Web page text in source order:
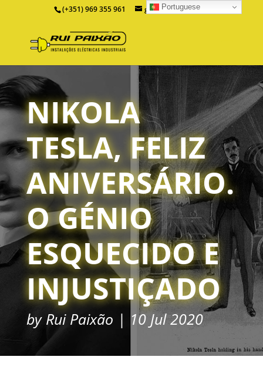
(+351) 969 355 961 geral@ruipaixao.pt
NIKOLA
TESLA, FELIZ
ANIVERSÁRIO.
O GÉNIO
ESQUECIDO E
INJUSTIÇADO
by Rui Paixão 10 Jul 2020
Portuguese